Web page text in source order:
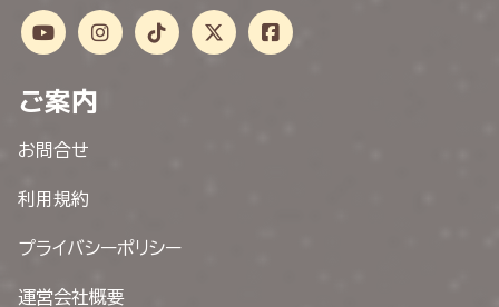
ご案内
お問合せ
利用規約
プライバシーポリシー
運営会社概要